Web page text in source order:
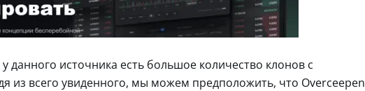
данного источника есть большое количество клонов с
из всего увиденного, мы можем предположить, что Overceepen